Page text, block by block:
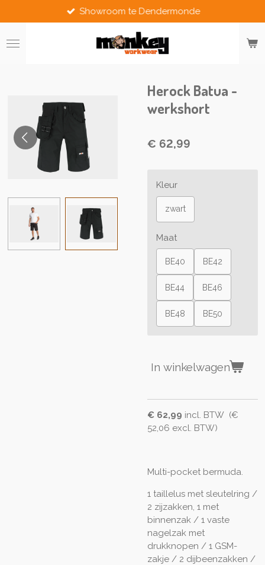
direct
naar
de
Showroom te Dendermonde
Herock Batua -
werkshort
€ 62,99
Kleur
zwart
Maat
BE40 BE42
BE44 BE46
BE48 BE50
In winkelwagen
€ 62,99 incl. BTW (€
52,06 excl. BTW)
Multi-pocket bermuda.
1 taillelus met sleutelring /
2 zijzakken, 1 met
binnenzak / 1 vaste
nagelzak met
drukknopen / 1 GSM-
zakje / 2 dijbeenzakken /